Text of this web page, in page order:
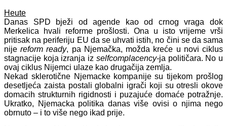
Heute
Danas SPD bježi od agende kao od crnog vraga dok
Merkelica hvali reforme prošlosti. Ona u isto vrijeme vrši
pritisak na periferiju EU da se uhvati istih, no čini se da sama
nijereform ready, pa Njemačka, možda kreće u novi ciklus
stagnacije koja izranja iz selfcomplacency-ja političara. No u
ovaj ciklus Nijemci ulaze kao drugačija zemlja.
Nekad sklerotične Njemacke kompanije su tijekom prošlog
desetljeća zaista postali globalni igrači koji su otresli okove
domacih strukturnih rigidnosti i puzajuće domaće potražnje.
Ukratko, Njemacka politika danas više ovisi o njima nego
obrnuto – i to više nego ikad prije.